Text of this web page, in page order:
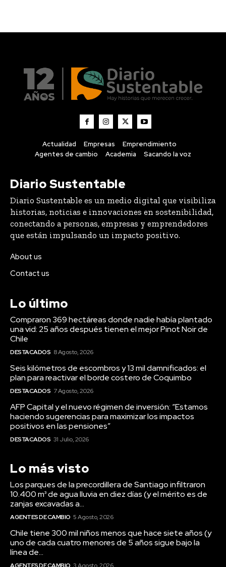
Actualidad Empresas
Emprendimiento
Agentes de cambio
Academia Sacando la voz
Diario Sustentable
Diario Sustentable es un medio digital que visibiliza
historias, noticias e innovaciones en sostenibilidad,
conectando a personas, empresas y emprendedores
que están impulsando un impacto positivo.
About us
Contact us
Lo último
Compraron 369 hectáreas donde nadie había plantado
una vid: 25 años después tienen el mejor Pinot Noir de
Chile
DESTACADOS 8 Agosto, 2026
Seis kilómetros de escombros y 13 mil damnificados: el
plan para reactivar el borde costero de Coquimbo
DESTACADOS 7 Agosto, 2026
AFP Capital y el nuevo régimen de inversión: “Estamos
haciendo sugerencias para maximizar los impactos
positivos en las pensiones”
DESTACADOS 31 Julio, 2026
Lo más visto
Los parques de la precordillera de Santiago infiltraron
10.400 m³ de agua lluvia en diez días (y el mérito es de
zanjas excavadas a...
AGENTES DE CAMBIO 5 Agosto, 2026
Chile tiene 300 mil niños menos que hace siete años (y
uno de cada cuatro menores de 5 años sigue bajo la
línea de...